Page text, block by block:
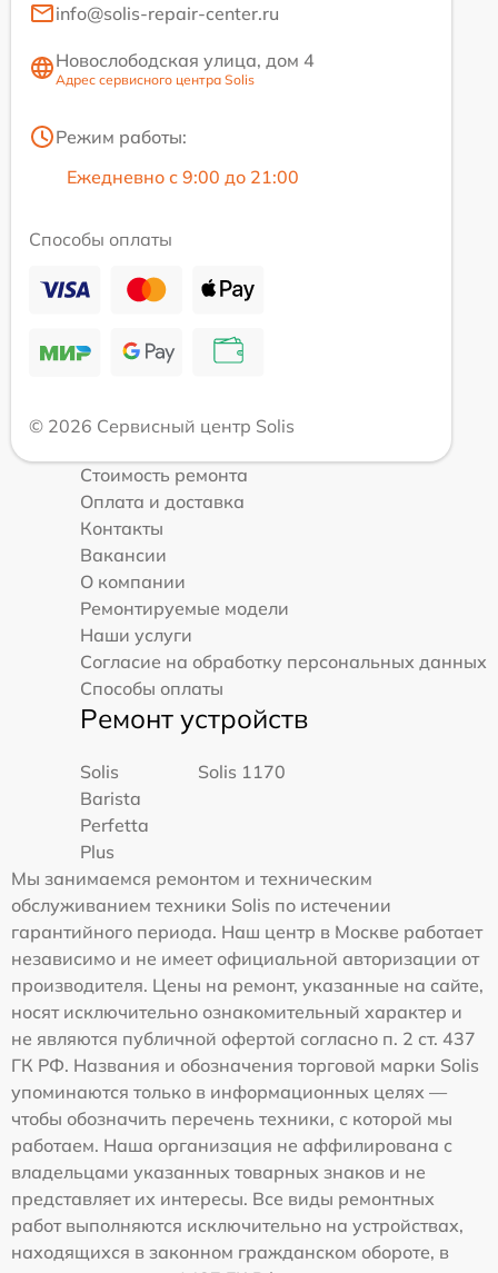
info@solis-repair-center.ru
Новослободская улица, дом 4
Адрес сервисного центра Solis
Режим работы:
Ежедневно с 9:00 до 21:00
Способы оплаты
© 2026 Сервисный центр Solis
Стоимость ремонта
Оплата и доставка
Контакты
Вакансии
О компании
Ремонтируемые модели
Наши услуги
Согласие на обработку персональных данных
Способы оплаты
Ремонт устройств
Solis
Barista
Perfetta
Plus
Solis 1170
Мы занимаемся ремонтом и техническим
обслуживанием техники Solis по истечении
гарантийного периода. Наш центр в Москве работает
независимо и не имеет официальной авторизации от
производителя. Цены на ремонт, указанные на сайте,
носят исключительно ознакомительный характер и
не являются публичной офертой согласно п. 2 ст. 437
ГК РФ. Названия и обозначения торговой марки Solis
упоминаются только в информационных целях —
чтобы обозначить перечень техники, с которой мы
работаем. Наша организация не аффилирована с
владельцами указанных товарных знаков и не
представляет их интересы. Все виды ремонтных
работ выполняются исключительно на устройствах,
находящихся в законном гражданском обороте, в